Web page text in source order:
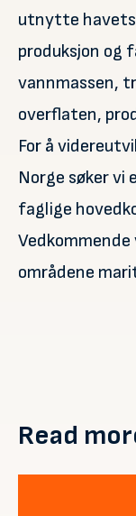
utnytte havets
produksjon og
vannmassen,
overflaten,
For å
Norge søker vi
faglige
områdene
Read